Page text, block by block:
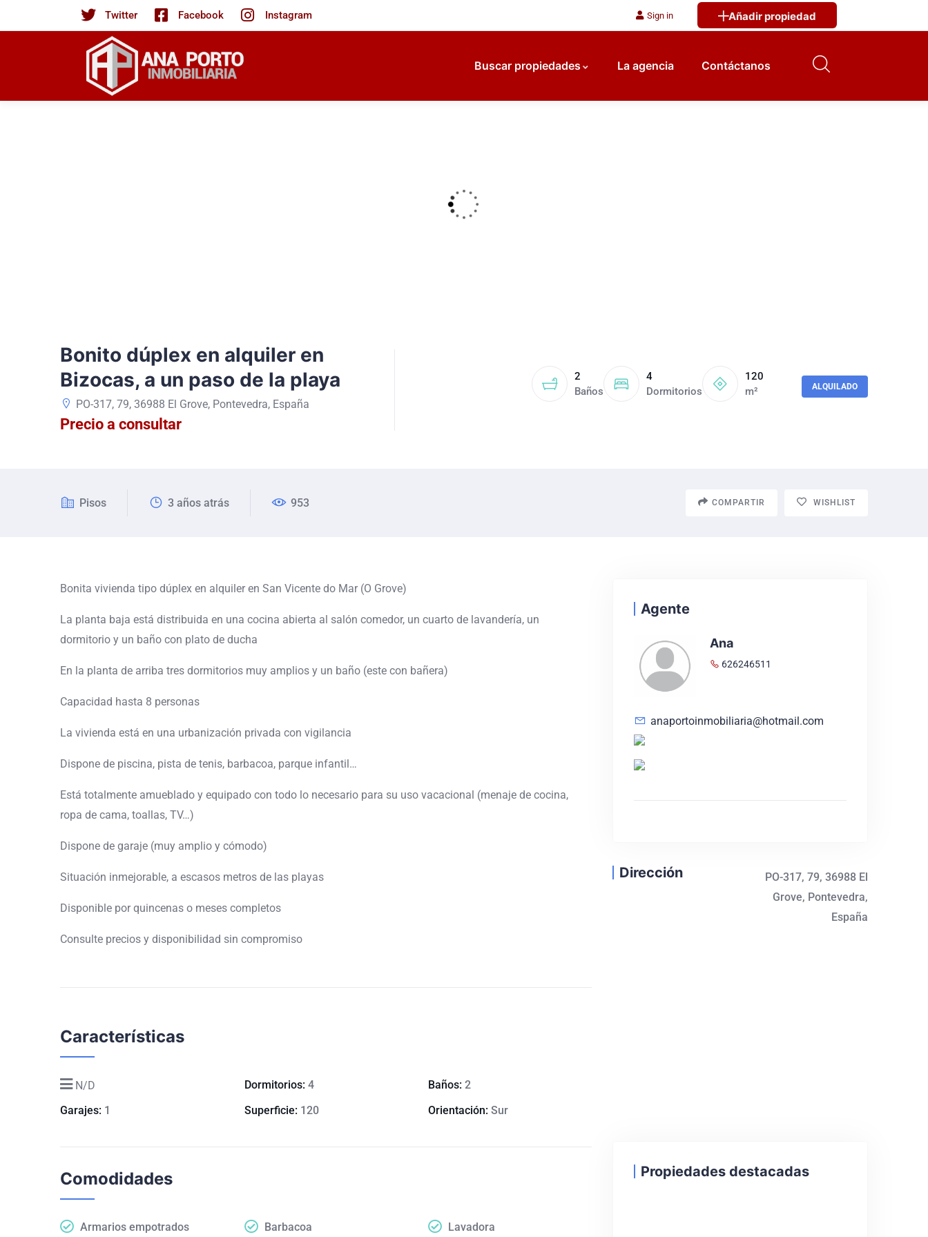
Twitter Facebook Instagram Sign in Añadir propiedad
Buscar propiedades La agencia Contáctanos
Bonito dúplex en alquiler en
Bizocas, a un paso de la playa
PO-317, 79, 36988 El Grove, Pontevedra, España
Precio a consultar
2
Baños
4
Dormitorios
120
m²
ALQUILADO
Pisos 3 años atrás 953 COMPARTIR WISHLIST
Bonita vivienda tipo dúplex en alquiler en San Vicente do Mar (O Grove)
La planta baja está distribuida en una cocina abierta al salón comedor, un cuarto de lavandería, un
dormitorio y un baño con plato de ducha
En la planta de arriba tres dormitorios muy amplios y un baño (este con bañera)
Capacidad hasta 8 personas
La vivienda está en una urbanización privada con vigilancia
Dispone de piscina, pista de tenis, barbacoa, parque infantil…
Está totalmente amueblado y equipado con todo lo necesario para su uso vacacional (menaje de cocina,
ropa de cama, toallas, TV…)
Dispone de garaje (muy amplio y cómodo)
Situación inmejorable, a escasos metros de las playas
Disponible por quincenas o meses completos
Consulte precios y disponibilidad sin compromiso
Características
N/D Dormitorios: 4 Baños: 2
Garajes: 1 Superficie: 120 Orientación: Sur
Comodidades
Armarios empotrados Barbacoa Lavadora
Agente
Ana
626246511
anaportoinmobiliaria@hotmail.com
Dirección
PO-317, 79, 36988 El
Grove, Pontevedra,
España
Propiedades destacadas